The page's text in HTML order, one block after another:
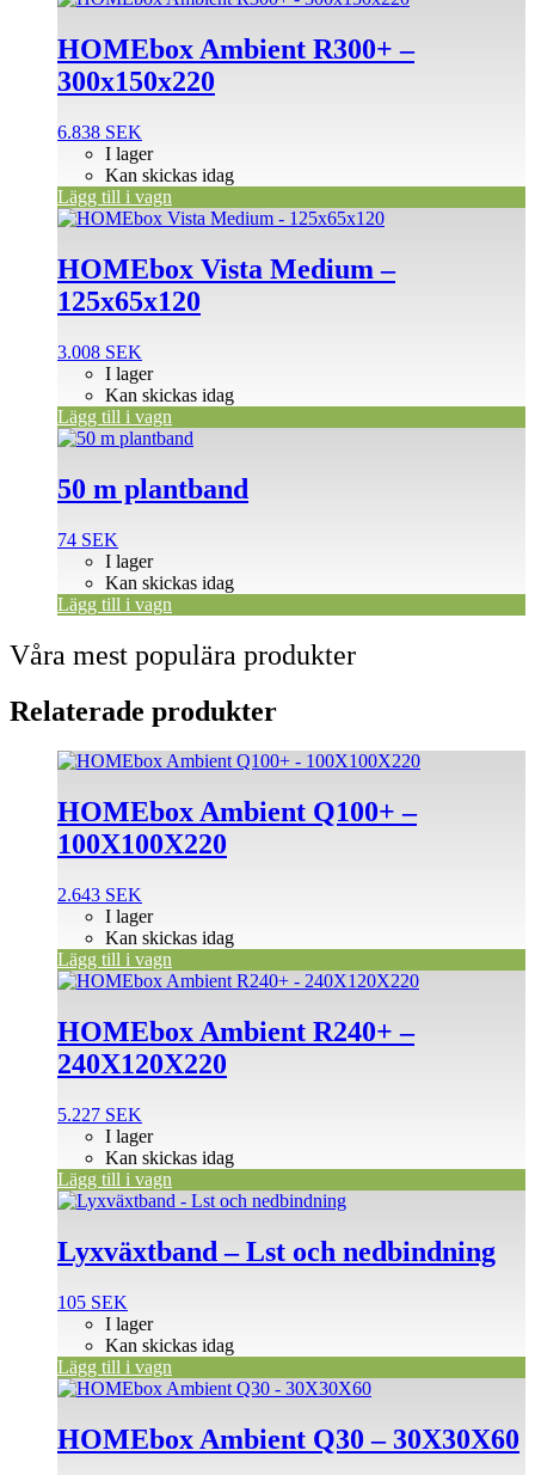
HOMEbox Ambient R300+ –
300x150x220
6.838 SEK
I lager
Kan skickas idag
Lägg till i vagn
HOMEbox Vista Medium –
125x65x120
3.008 SEK
I lager
Kan skickas idag
Lägg till i vagn
50 m plantband
74 SEK
I lager
Kan skickas idag
Lägg till i vagn
Våra mest populära produkter
Relaterade produkter
HOMEbox Ambient Q100+ –
100X100X220
2.643 SEK
I lager
Kan skickas idag
Lägg till i vagn
HOMEbox Ambient R240+ –
240X120X220
5.227 SEK
I lager
Kan skickas idag
Lägg till i vagn
Lyxväxtband – Lst och nedbindning
105 SEK
I lager
Kan skickas idag
Lägg till i vagn
HOMEbox Ambient Q30 – 30X30X60